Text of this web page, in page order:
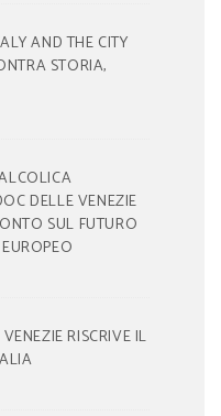
AND THE CITY
STORIA,
DELLE VENEZIE
SUL FUTURO
RISCRIVE IL